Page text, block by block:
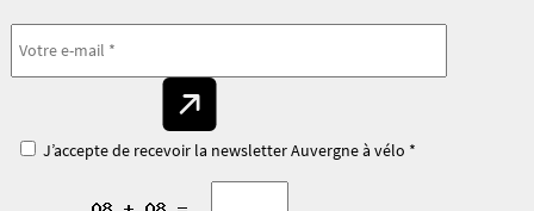
J’accepte de recevoir la newsletter Auvergne à vélo *